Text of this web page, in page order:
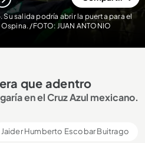
Su salida podría abrir la puerta para el
/FOTO: JUAN ANTONIO
que adentro
en el Cruz Azul mexicano.
Jaider Humberto Escobar Buitrago